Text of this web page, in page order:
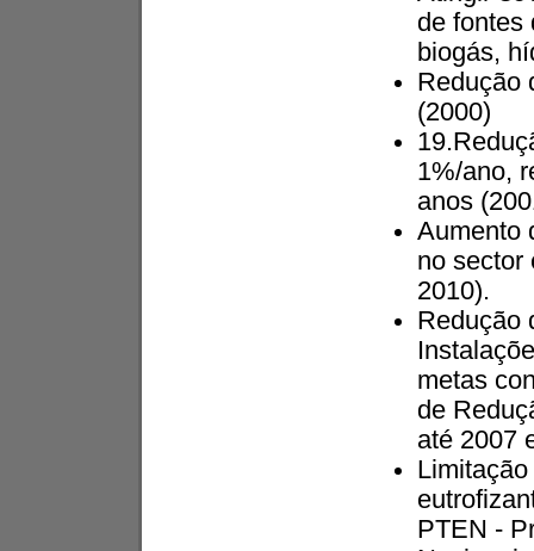
de fontes
biogás,
Redução
(2000)
1%/ano,
anos
Aumento
no sector
2010).
Redução
metas
de
até 2007
PTEN -